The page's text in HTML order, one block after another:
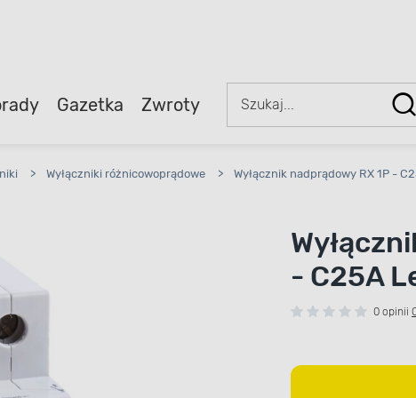
Gazetka Zwroty
> Wyłączniki różnicowoprądowe > Wyłącznik nadprądowy RX 1P -
- C25A
0 opinii